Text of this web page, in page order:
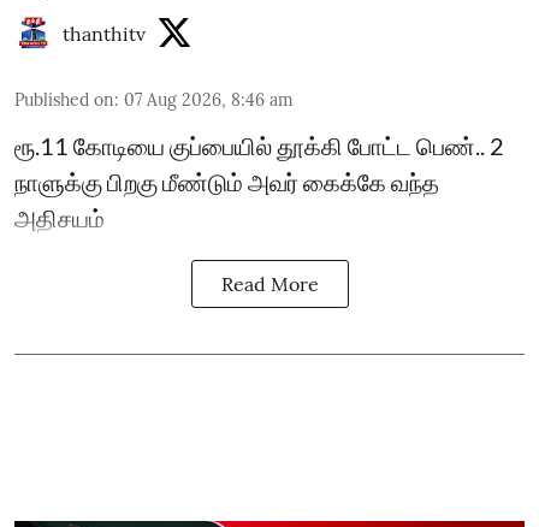
thanthitv
Published on: 07 Aug 2026, 8:46 am
ரூ.11 கோடியை குப்பையில் தூக்கி போட்ட பெண்.. 2
நாளுக்கு பிறகு மீண்டும் அவர் கைக்கே வந்த
அதிசயம்
Read More